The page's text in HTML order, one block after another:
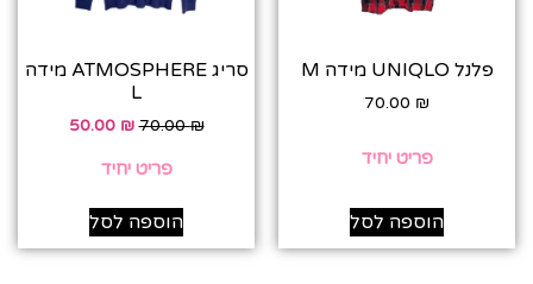
פלנל UNIQLO מידה M
70.00 ₪
פריט יחיד
הוספה לסל
סריג ATMOSPHERE מידה
L
70.00₪
50.00 ₪
פריט יחיד
הוספה לסל